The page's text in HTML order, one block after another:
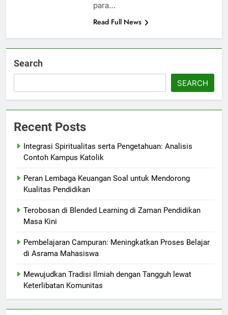
para…
Read Full News
Search
SEARCH
Recent Posts
Integrasi Spiritualitas serta Pengetahuan: Analisis
Contoh Kampus Katolik
Peran Lembaga Keuangan Soal untuk Mendorong
Kualitas Pendidikan
Terobosan di Blended Learning di Zaman Pendidikan
Masa Kini
Pembelajaran Campuran: Meningkatkan Proses Belajar
di Asrama Mahasiswa
Mewujudkan Tradisi Ilmiah dengan Tangguh lewat
Keterlibatan Komunitas